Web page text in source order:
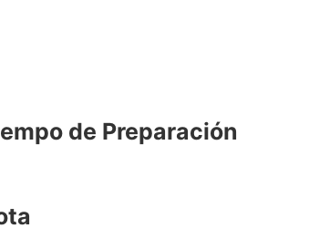
de Preparación